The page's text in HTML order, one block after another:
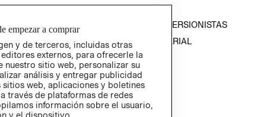
PRENSA
RELACIÓN CON INVERSIONISTAS
POLÍTICA EMPRESARIAL
empezar a comprar
y de terceros, incluidas otras
externos, para ofrecerle la
nuestro sitio web, personalizar su
análisis y entregar publicidad
sitios web, aplicaciones y boletines
través de plataformas de redes
información sobre el usuario,
y el dispositivo.